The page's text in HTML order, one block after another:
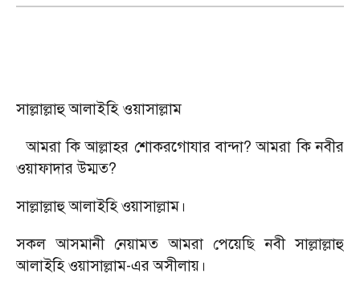
সাল্লাল্লাহু আলাইহি ওয়াসাল্লাম
আমরা কি আল্লাহর শোকরগোযার বান্দা? আমরা কি নবীর
ওয়াফাদার উম্মত?
সাল্লাল্লাহু আলাইহি ওয়াসাল্লাম।
সকল আসমানী নেয়ামত আমরা পেয়েছি নবী সাল্লাল্লাহু
আলাইহি ওয়াসাল্লাম-এর অসীলায়।